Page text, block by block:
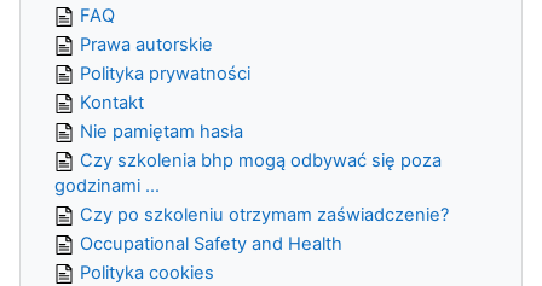
FAQ
Prawa autorskie
Polityka prywatności
Kontakt
Nie pamiętam hasła
Czy szkolenia bhp mogą odbywać się poza
godzinami ...
Czy po szkoleniu otrzymam zaświadczenie?
Occupational Safety and Health
Polityka cookies